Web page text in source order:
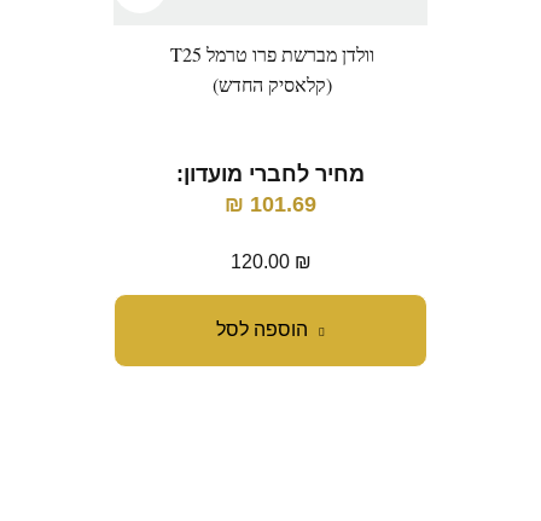
הוספה לסל
וולדן מברשת פרו טרמל T25
(קלאסיק החדש)
מחיר לחברי מועדון:
101.69
₪
120.00 ₪